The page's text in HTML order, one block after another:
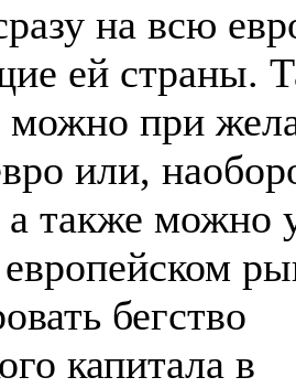
на всю
ей страны.
можно при
или,
также можно
бегство
капитала в